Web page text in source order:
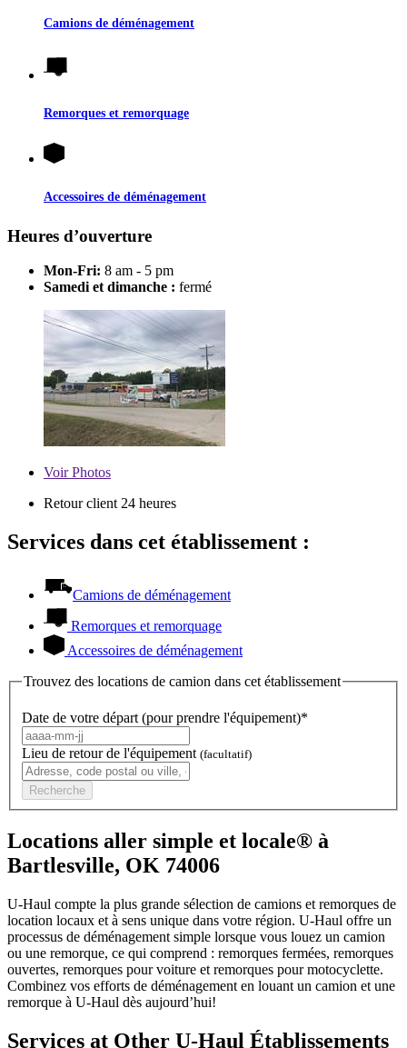
Camions de déménagement
Remorques et remorquage
Accessoires de déménagement
Heures d’ouverture
Mon-Fri: 8 am - 5 pm
Samedi et dimanche : fermé
VoirPhotos
Retour client 24 heures
Services dans cet établissement :
Camions de déménagement
Remorques et remorquage
Accessoires de déménagement
Trouvez des locations de camion dans cet établissement
Date de votre départ (pour prendre l'équipement)*
Lieu de retour de l'équipement (facultatif)
Recherche
Locations aller simple et locale® à
Bartlesville, OK 74006
U-Haul compte la plus grande sélection de camions et remorques de
location locaux et à sens unique dans votre région. U-Haul offre un
processus de déménagement simple lorsque vous louez un camion
ou une remorque, ce qui comprend : remorques fermées, remorques
ouvertes, remorques pour voiture et remorques pour motocyclette.
Combinez vos efforts de déménagement en louant un camion et une
remorque à U-Haul dès aujourd’hui!
Services at Other U-Haul Établissements